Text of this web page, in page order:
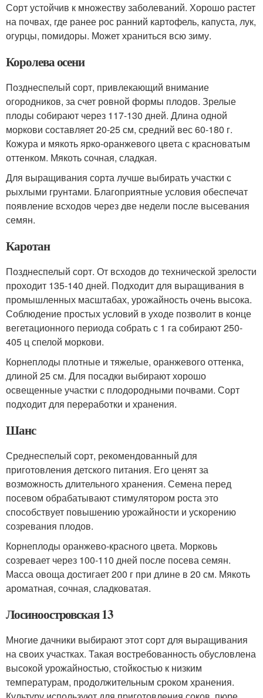
Сорт устойчив к множеству заболеваний. Хорошо растет
на почвах, где ранее рос ранний картофель, капуста, лук,
огурцы, помидоры. Может храниться всю зиму.
Королева осени
Позднеспелый сорт, привлекающий внимание
огородников, за счет ровной формы плодов. Зрелые
плоды собирают через 117-130 дней. Длина одной
моркови составляет 20-25 см, средний вес 60-180 г.
Кожура и мякоть ярко-оранжевого цвета с красноватым
оттенком. Мякоть сочная, сладкая.
Для выращивания сорта лучше выбирать участки с
рыхлыми грунтами. Благоприятные условия обеспечат
появление всходов через две недели после высевания
семян.
Каротан
Позднеспелый сорт. От всходов до технической зрелости
проходит 135-140 дней. Подходит для выращивания в
промышленных масштабах, урожайность очень высока.
Соблюдение простых условий в уходе позволит в конце
вегетационного периода собрать с 1 га собирают 250-
405 ц спелой моркови.
Корнеплоды плотные и тяжелые, оранжевого оттенка,
длиной 25 см. Для посадки выбирают хорошо
освещенные участки с плодородными почвами. Сорт
подходит для переработки и хранения.
Шанс
Среднеспелый сорт, рекомендованный для
приготовления детского питания. Его ценят за
возможность длительного хранения. Семена перед
посевом обрабатывают стимулятором роста это
способствует повышению урожайности и ускорению
созревания плодов.
Корнеплоды оранжево-красного цвета. Морковь
созревает через 100-110 дней после посева семян.
Масса овоща достигает 200 г при длине в 20 см. Мякоть
ароматная, сочная, сладковатая.
Лосиноостровская 13
Многие дачники выбирают этот сорт для выращивания
на своих участках. Такая востребованность обусловлена
высокой урожайностью, стойкостью к низким
температурам, продолжительным сроком хранения.